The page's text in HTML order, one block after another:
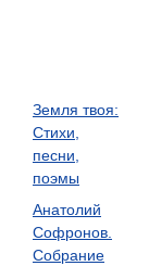
Земля твоя:
Стихи,
песни,
поэмы
Анатолий
Софронов.
Собрание